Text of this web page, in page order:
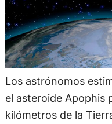
Los astrónomos
el asteroide Apophis
kilómetros de la